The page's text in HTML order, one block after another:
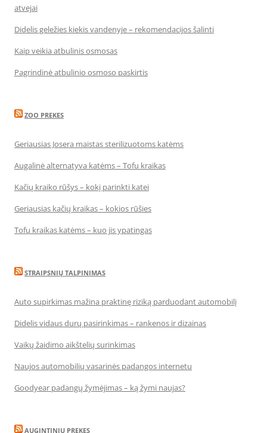
atvejai
Didelis geležies kiekis vandenyje – rekomendacijos šalinti
Kaip veikia atbulinis osmosas
Pagrindinė atbulinio osmoso paskirtis
ZOO PREKES
Geriausias Josera maistas sterilizuotoms katėms
Augalinė alternatyva katėms – Tofu kraikas
Kačių kraiko rūšys – kokį parinkti katei
Geriausias kačių kraikas – kokios rūšies
Tofu kraikas katėms – kuo jis ypatingas
STRAIPSNIŲ TALPINIMAS
Auto supirkimas mažina praktinę riziką parduodant automobilį
Didelis vidaus durų pasirinkimas – rankenos ir dizainas
Vaikų žaidimo aikštelių surinkimas
Naujos automobilių vasarinės padangos internetu
Goodyear padangų žymėjimas – ką žymi naujas?
AUGINTINIU PREKES